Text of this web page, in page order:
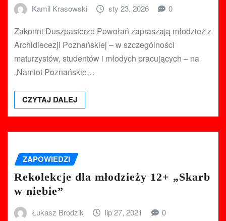
Kamil Krasowski sty 23, 2026 0
Zakonni Duszpasterze Powołań zapraszają młodzież z
Archidiecezji Poznańskiej – w szczególności
maturzystów, studentów i młodych pracujących – na
„Namiot Poznańskie…
CZYTAJ DALEJ
ZAPOWIEDZI
Rekolekcje dla młodzieży 12+ „Skarb
w niebie”
Łukasz Brodzik lip 27, 2021 0